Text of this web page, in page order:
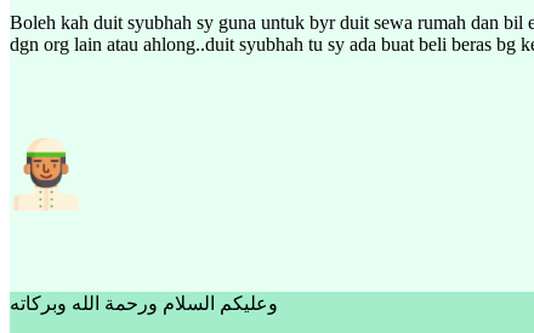
Boleh kah duit syubhah sy guna untuk byr duit sewa rumah dan
dgn org lain atau ahlong..duit syubhah tu sy ada buat beli beras bg
وعليكم السلام ورحمة الله وبركاته